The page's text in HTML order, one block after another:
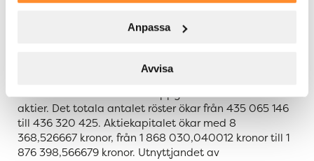
Anpassa
Avvisa
Till följd av utnyttjandet av Teckningsoptionerna ökar
281 459 785 aktier. Antalet B-aktier ökar med 1 255
A-aktier är oförändrat och uppgår till 38 715 160 A-
aktier. Det totala antalet röster ökar från 435 065 146
till 436 320 425. Aktiekapitalet ökar med 8
368,526667 kronor, från 1 868 030,040012 kronor till 1
876 398,566679 kronor. Utnyttjandet av